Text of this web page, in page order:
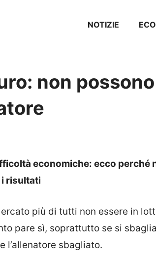
NOTIZIE
non possono
economiche: ecco perché
i risultati
più di tutti non essere in
pare sì, soprattutto se si
l’allenatore sbagliato.